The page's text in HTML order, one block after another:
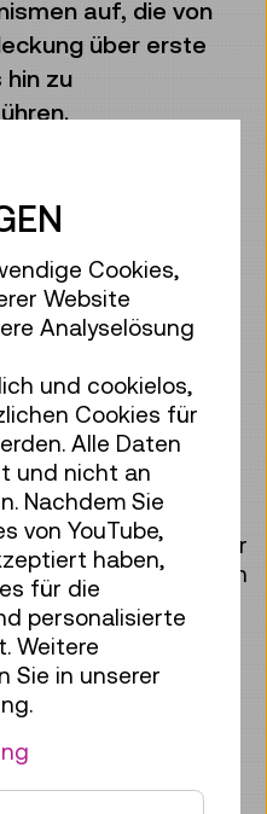
auf, die von
über erste
hin zu
die Welt der
wir wichtigen
Von der
bis hin zur
ist voller
– manchmal völlig
zielgerichteter
Weg von der ersten
das Ergebnis
Ausstellung lernen
Fragen der
auch die
sie zu
Cookies,
Website
Analyselösung
und cookielos,
Cookies für
Alle Daten
und nicht an
Nachdem Sie
von YouTube,
haben,
für die
personalisierte
Weitere
Sie in unserer